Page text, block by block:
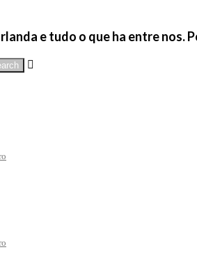
e tudo o que ha entre nos.
